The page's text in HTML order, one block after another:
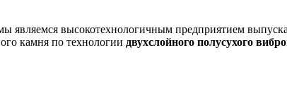
являемся высокотехнологичным предприятием
камня по технологии двухслойного полусухого